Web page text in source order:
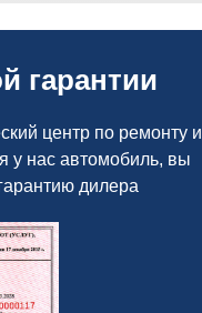
гарантии
центр по ремонту и
у нас автомобиль, вы
дилера